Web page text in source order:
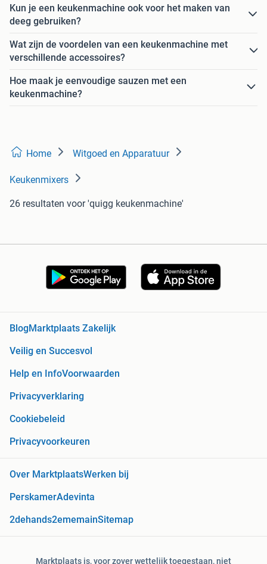
Kun je een keukenmachine ook voor het maken van
deeg gebruiken?
Wat zijn de voordelen van een keukenmachine met
verschillende accessoires?
Hoe maak je eenvoudige sauzen met een
keukenmachine?
Home Witgoed en Apparatuur
Keukenmixers
26 resultaten voor 'quigg keukenmachine'
BlogMarktplaats Zakelijk
Veilig en Succesvol
Help en InfoVoorwaarden
Privacyverklaring
Cookiebeleid
Privacyvoorkeuren
Over MarktplaatsWerken bij
PerskamerAdevinta
2dehands2ememainSitemap
Marktplaats is, voor zover wettelijk toegestaan, niet